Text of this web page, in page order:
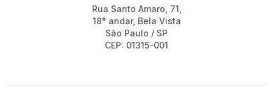
Rua Santo Amaro, 71,
18° andar, Bela Vista
São Paulo / SP
CEP: 01315-001